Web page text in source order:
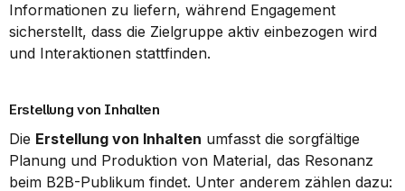
Informationen zu liefern, während Engagement
sicherstellt, dass die Zielgruppe aktiv einbezogen wird
und Interaktionen stattfinden.
Erstellung von Inhalten
Die Erstellung von Inhalten umfasst die sorgfältige
Planung und Produktion von Material, das Resonanz
beim B2B-Publikum findet. Unter anderem zählen dazu: